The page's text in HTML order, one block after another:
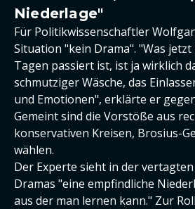
Niederlage"
Für Politikwissenschaftler
Situation "kein Drama". "Was
Tagen passiert ist, ist ja wirklich
schmutziger Wäsche, das
und Emotionen", erklärte er
Gemeint sind die Vorstöße aus
konservativen Kreisen, Brosius-
wählen.
Der Experte sieht in der
Dramas "eine empfindliche
aus der man lernen kann." Zur